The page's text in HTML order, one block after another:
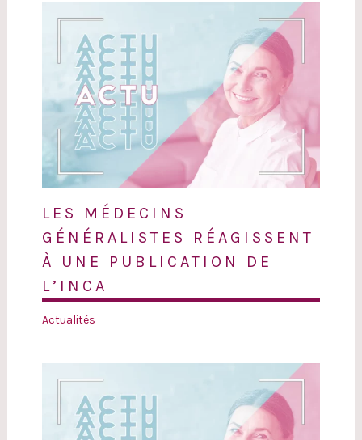
LES MÉDECINS
GÉNÉRALISTES RÉAGISSENT
À UNE PUBLICATION DE
L’INCA
Actualités